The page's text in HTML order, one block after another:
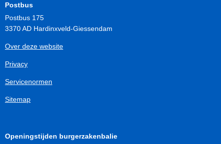
Postbus
Postbus 175
3370 AD Hardinxveld-Giessendam
Over deze website
Privacy
Servicenormen
Sitemap
Openingstijden burgerzakenbalie